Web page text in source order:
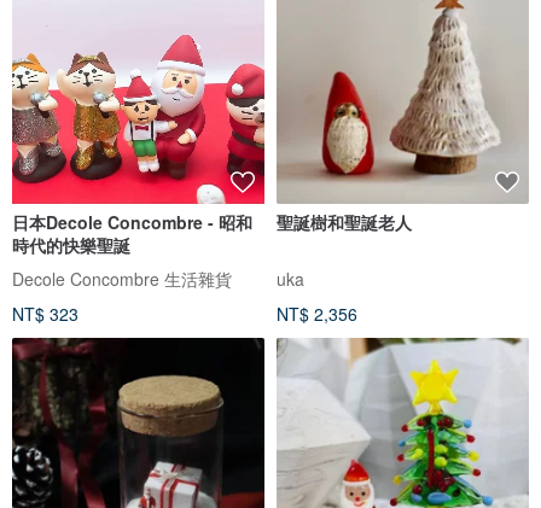
日本Decole Concombre - 昭和
時代的快樂聖誕
Decole Concombre 生活雜貨
NT$ 323
聖誕樹和聖誕老人
uka
NT$ 2,356